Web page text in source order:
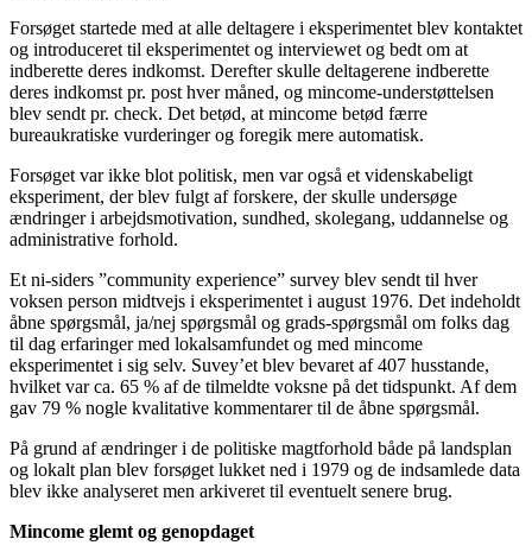
Forsøget startede med at alle deltagere i eksperimentet blev kontaktet
og introduceret til eksperimentet og interviewet og bedt om at
indberette deres indkomst. Derefter skulle deltagerene indberette
deres indkomst pr. post hver måned, og mincome-understøttelsen
blev sendt pr. check. Det betød, at mincome betød færre
bureaukratiske vurderinger og foregik mere automatisk.
Forsøget var ikke blot politisk, men var også et videnskabeligt
eksperiment, der blev fulgt af forskere, der skulle undersøge
ændringer i arbejdsmotivation, sundhed, skolegang, uddannelse og
administrative forhold.
Et ni-siders ”community experience” survey blev sendt til hver
voksen person midtvejs i eksperimentet i august 1976. Det indeholdt
åbne spørgsmål, ja/nej spørgsmål og grads-spørgsmål om folks dag
til dag erfaringer med lokalsamfundet og med mincome
eksperimentet i sig selv. Suvey’et blev bevaret af 407 husstande,
hvilket var ca. 65 % af de tilmeldte voksne på det tidspunkt. Af dem
gav 79 % nogle kvalitative kommentarer til de åbne spørgsmål.
På grund af ændringer i de politiske magtforhold både på landsplan
og lokalt plan blev forsøget lukket ned i 1979 og de indsamlede data
blev ikke analyseret men arkiveret til eventuelt senere brug.
Mincome glemt og genopdaget